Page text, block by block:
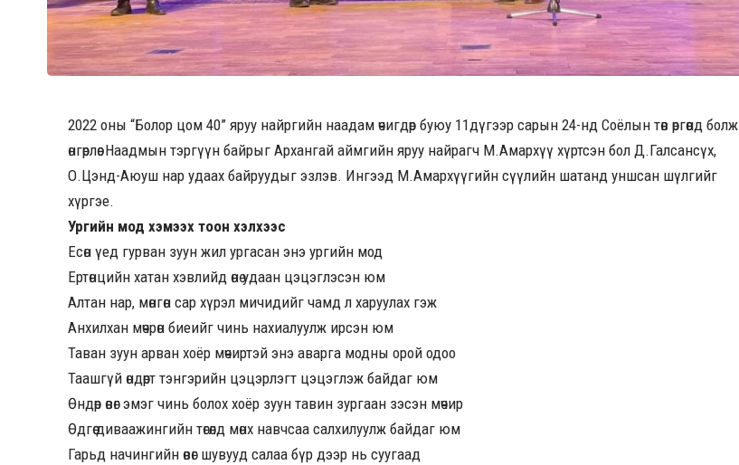
2022 оны “Болор цом 40” яруу найргийн наадам өчигдөр буюу 11дүгээр сарын 24-нд Соёлын төв өргөөнд болж
өнгөрлөө. Наадмын тэргүүн байрыг Архангай аймгийн яруу найрагч М.Амархүү хүртсэн бол Д.Галсансүх,
О.Цэнд-Аюуш нар удаах байруудыг эзлэв. Ингээд М.Амархүүгийн сүүлийн шатанд уншсан шүлгийг
хүргэе.
Ургийн мод хэмээх тоон хэлхээс
Есөн үед гурван зуун жил ургасан энэ ургийн мод
Ертөнцийн хатан хэвлийд өнө удаан цэцэглэсэн юм
Алтан нар, мөнгөн сар хүрэл мичидийг чамд л харуулах гэж
Анхилхан мөчрөн биеийг чинь нахиалуулж ирсэн юм
Таван зуун арван хоёр мөчиртэй энэ аварга модны орой одоо
Таашгүй өндөрт тэнгэрийн цэцэрлэгт цэцэглэж байдаг юм
Өндөр өвөг эмэг чинь болох хоёр зуун тавин зургаан зэсэн мөчир
Өдгөө диваажингийн төгөлд мөнх навчсаа салхилуулж байдаг юм
Гарьд начингийн өвөг шувууд салаа бүр дээр нь суугаад